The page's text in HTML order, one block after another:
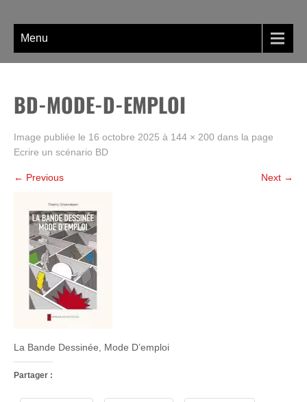
contentMenu
BD-MODE-D-EMPLOI
Image publiée le 16 octobre 2025 à 144 × 200 dans la page
Ecrire un scénario BD
← Previous Next →
La Bande Dessinée, Mode D’emploi
Partager :